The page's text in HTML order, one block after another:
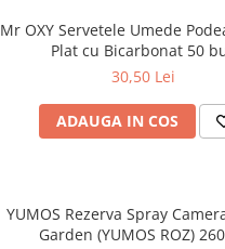
Mr OXY Servetele Umede
Plat cu Bicarbonat 50
30,50 Lei
ADAUGA IN COS
YUMOS Rezerva Spray
Garden (YUMOS ROZ)